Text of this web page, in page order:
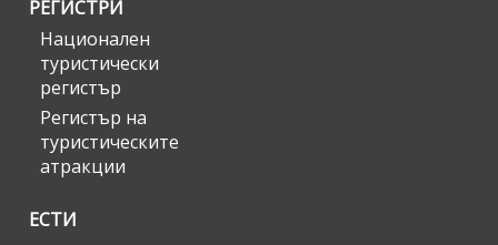
РЕГИСТРИ
Национален
туристически
регистър
Регистър на
туристическите
атракции
ЕСТИ